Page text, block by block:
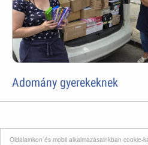
Oldalainkon és mobil alkalmazásainkban cookie-
Adomány gyerekeknek